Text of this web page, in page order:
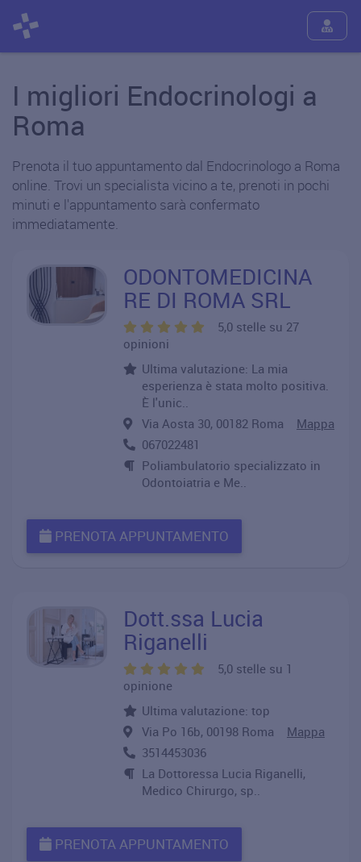
I migliori Endocrinologi a
Roma
Prenota il tuo appuntamento dal Endocrinologo a Roma
online. Trovi un specialista vicino a te, prenoti in pochi
minuti e l'appuntamento sarà confermato
immediatamente.
ODONTOMEDICINA
RE DI ROMA SRL
5,0 stelle su 27
opinioni
Ultima valutazione: La mia
esperienza è stata molto positiva.
È l'unic..
Via Aosta 30, 00182 Roma Mappa
067022481
Poliambulatorio specializzato in
Odontoiatria e Me..
PRENOTA APPUNTAMENTO
Dott.ssa Lucia
Riganelli
5,0 stelle su 1
opinione
Ultima valutazione: top
Via Po 16b, 00198 Roma Mappa
3514453036
La Dottoressa Lucia Riganelli,
Medico Chirurgo, sp..
PRENOTA APPUNTAMENTO